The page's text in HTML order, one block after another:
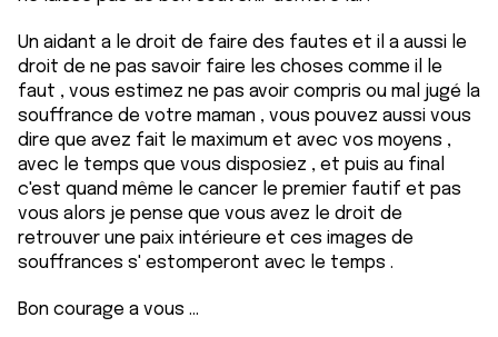
Un aidant a le droit de faire des fautes et il a aussi le
droit de ne pas savoir faire les choses comme il le
faut , vous estimez ne pas avoir compris ou mal jugé la
souffrance de votre maman , vous pouvez aussi vous
dire que avez fait le maximum et avec vos moyens ,
avec le temps que vous disposiez , et puis au final
c'est quand même le cancer le premier fautif et pas
vous alors je pense que vous avez le droit de
retrouver une paix intérieure et ces images de
souffrances s' estomperont avec le temps .
Bon courage a vous ...